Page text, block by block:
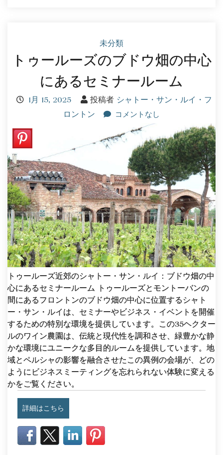
未分類
トゥールーズのブドウ畑の中心
にあるセミナールーム
1月 15, 2025 投稿者 シャトー・サン・ルイ・フ
ロントン
コメントなし
トゥールーズ近郊のシャトー・サン・ルイ：ブドウ畑の中
心にあるセミナールーム トゥールーズとモントーバンの
間にあるフロントンのブドウ畑の中心に位置するシャト
ー・サン・ルイは、セミナーやビジネス・イベントを開催
するための特別な環境を提供しています。この35ヘクター
ルのワイン農園は、伝統と現代性を調和させ、緑豊かな静
かな環境にユニークな多目的ルームを提供しています。地
域とペルシャの影響を融合させたこの異例の会場が、どの
ようにビジネスミーティングを忘れられない体験に変える
かをご覧ください。
詳細はこちら